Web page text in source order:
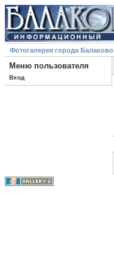
Фотогалерея города Балаково
Меню пользователя
Вход